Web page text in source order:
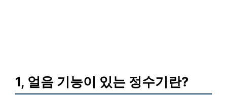
1, 얼음 기능이 있는 정수기란?